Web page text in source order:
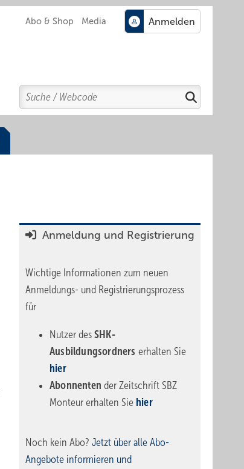
Abo & Shop Media
Search
Suchen
Anmeldung und Registrierung
Wichtige Informationen zum neuen
Anmeldungs- und Registrierungsprozess
für
Nutzer des SHK-
Ausbildungsordners erhalten Sie
hier
Abonnentender Zeitschrift SBZ
Monteur erhalten Sie hier
Noch kein Abo? Jetzt über alle Abo-
Angebote informieren und